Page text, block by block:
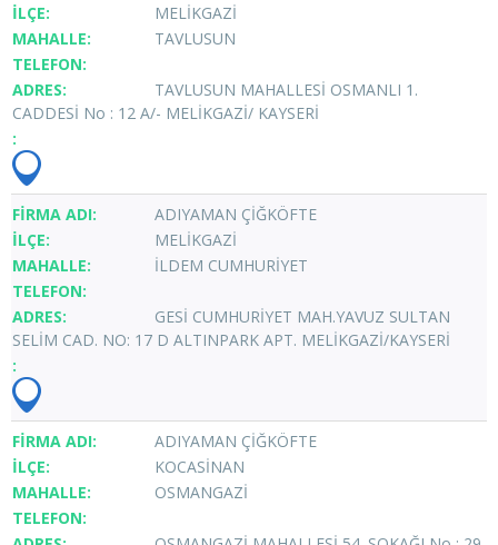
MELİKGAZİ
TAVLUSUN
TAVLUSUN MAHALLESİ OSMANLI 1.
CADDESİ No : 12 A/- MELİKGAZİ/ KAYSERİ
ADIYAMAN ÇİĞKÖFTE
MELİKGAZİ
İLDEM CUMHURİYET
GESİ CUMHURİYET MAH.YAVUZ SULTAN
SELİM CAD. NO: 17 D ALTINPARK APT. MELİKGAZİ/KAYSERİ
ADIYAMAN ÇİĞKÖFTE
KOCASİNAN
OSMANGAZİ